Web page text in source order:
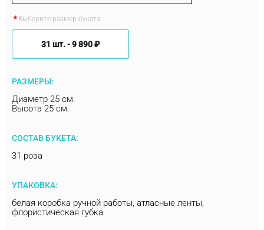
Выберите размер букета:
31 шт. -9 890 ₽
РАЗМЕРЫ:
Диаметр 25 см.
Высота 25 см.
СОСТАВ БУКЕТА:
31 роза
УПАКОВКА:
белая коробка ручной работы, атласные ленты,
флористическая губка